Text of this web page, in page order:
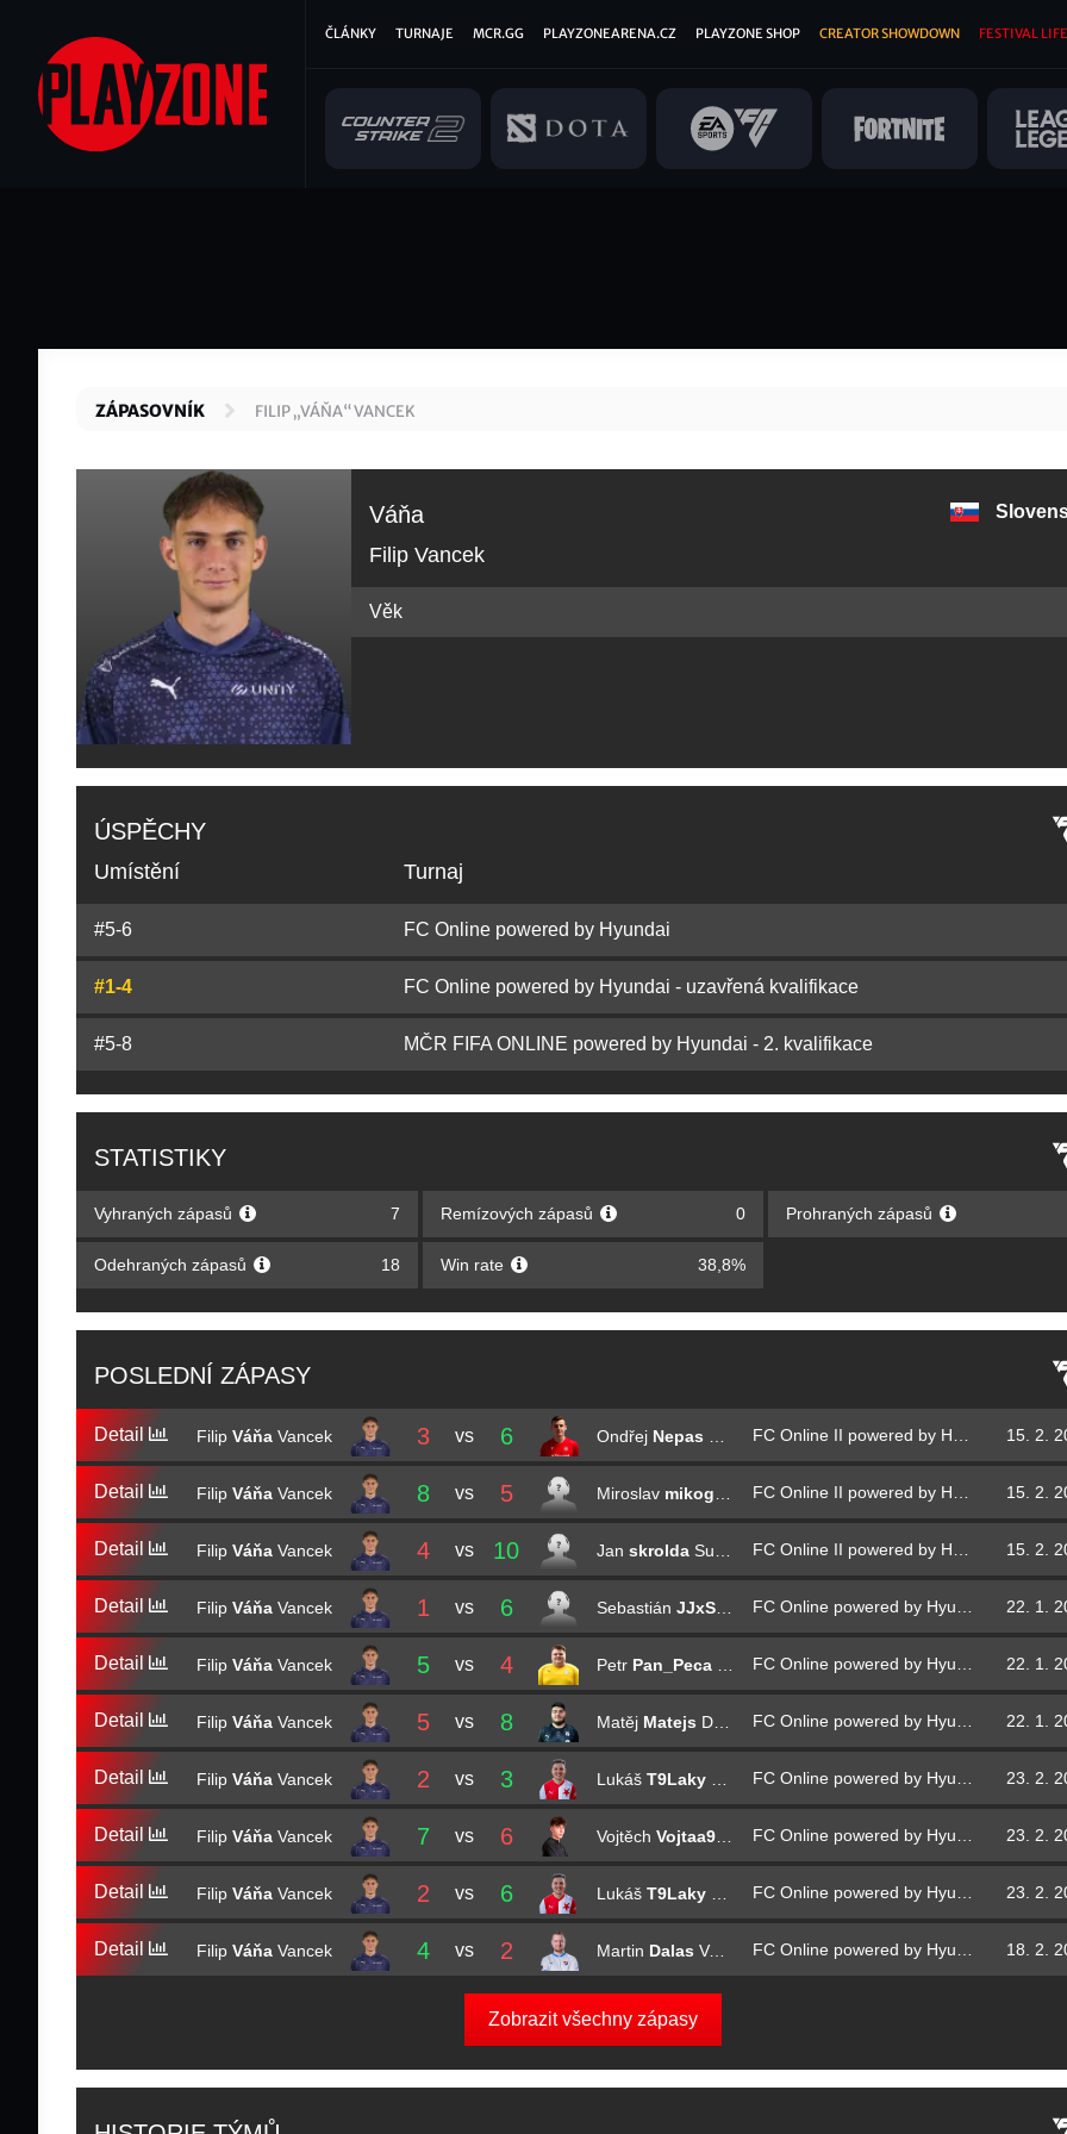
hlavnímu
obsahu
Hlavní
ČLÁNKY TURNAJE MCR.GG PLAYZONEARENA.CZ PLAYZONE SHOP CREATOR SHOWDOWN FESTIVAL
ZÁPASOVNÍK FILIP „VÁŇA“ VANCEK
Váňa
Filip Vancek
Věk
ÚSPĚCHY
Umístění Turnaj
#5-6 FC Online powered by Hyundai
#1-4 FC Online powered by Hyundai - uzavřená kvalifikace
#5-8 MČR FIFA ONLINE powered by Hyundai - 2. kvalifikace
STATISTIKY
Vyhraných zápasů 7 Remízových zápasů 0 Prohraných zápasů
Odehraných zápasů 18 Win rate 38,8%
POSLEDNÍ ZÁPASY
Detail FilipVáňa Vancek 3 vs 6 Ondřej Nepas 15. 2.
Detail FilipVáňa Vancek 8 vs 5 Miroslav mikogeba Gerba 15. 2.
Detail FilipVáňa Vancek 4 vs 10 Janskrolda Suchý 15. 2.
Detail FilipVáňa Vancek 1 vs 6 SebastiánJJxSEBI Weiss 22. 1.
Detail FilipVáňa Vancek 5 vs 4 Petr Pan_Peca 22. 1.
Detail FilipVáňa Vancek 5 vs 8 Matěj Matejs Dunka 22. 1.
Detail FilipVáňa Vancek 2 vs 3 LukášT9Laky 23. 2.
Detail FilipVáňa Vancek 7 vs 6 VojtěchVojtaa96 Třešňák 23. 2.
Detail FilipVáňa Vancek 2 vs 6 LukášT9Laky 23. 2.
Detail FilipVáňa Vancek 4 vs 2 Martin Dalas Vujtík 18. 2.
Zobrazit všechny zápasy